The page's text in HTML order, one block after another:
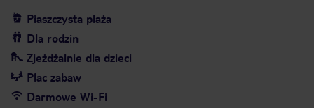
Piaszczysta plaża
Dla rodzin
Zjeżdżalnie dla dzieci
Plac zabaw
Darmowe Wi-Fi